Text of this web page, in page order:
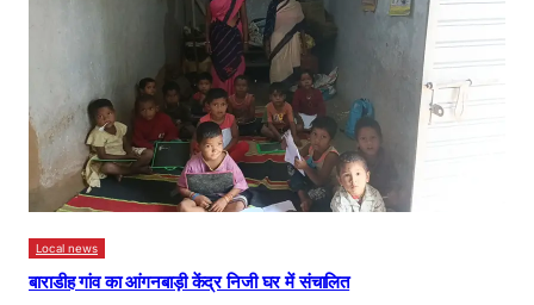
Local news
बाराडीह गांव का आंगनबाड़ी केंद्र निजी घर में संचालित